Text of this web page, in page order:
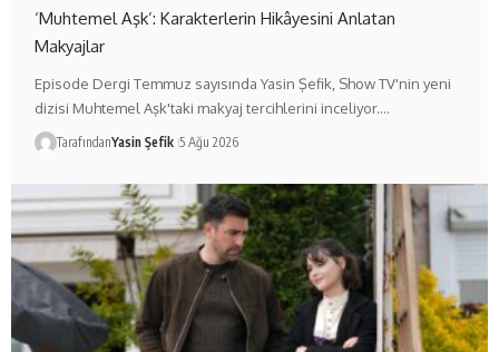
‘Muhtemel Aşk’: Karakterlerin Hikâyesini Anlatan
Makyajlar
Episode Dergi Temmuz sayısında Yasin Şefik, Show TV'nin yeni
dizisi Muhtemel Aşk'taki makyaj tercihlerini inceliyor.…
TarafındanYasin Şefik 5 Ağu 2026